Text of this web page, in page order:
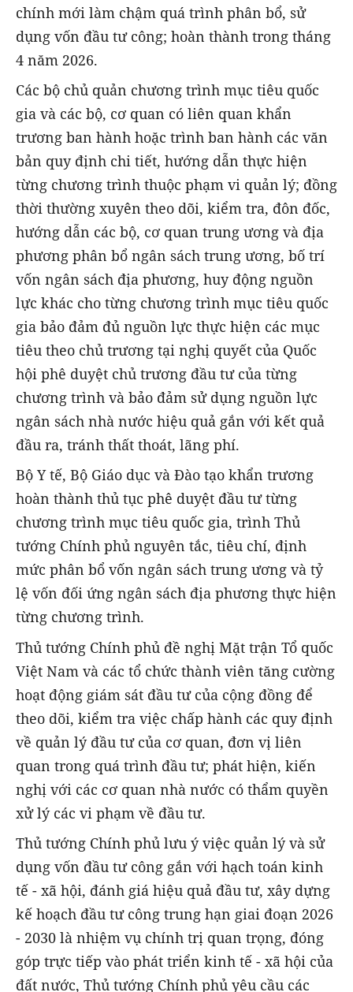
chính mới làm chậm quá trình phân bổ, sử
dụng vốn đầu tư công; hoàn thành trong tháng
4 năm 2026.
Các bộ chủ quản chương trình mục tiêu quốc
gia và các bộ, cơ quan có liên quan khẩn
trương ban hành hoặc trình ban hành các văn
bản quy định chi tiết, hướng dẫn thực hiện
từng chương trình thuộc phạm vi quản lý; đồng
thời thường xuyên theo dõi, kiểm tra, đôn đốc,
hướng dẫn các bộ, cơ quan trung ương và địa
phương phân bổ ngân sách trung ương, bố trí
vốn ngân sách địa phương, huy động nguồn
lực khác cho từng chương trình mục tiêu quốc
gia bảo đảm đủ nguồn lực thực hiện các mục
tiêu theo chủ trương tại nghị quyết của Quốc
hội phê duyệt chủ trương đầu tư của từng
chương trình và bảo đảm sử dụng nguồn lực
ngân sách nhà nước hiệu quả gắn với kết quả
đầu ra, tránh thất thoát, lãng phí.
Bộ Y tế, Bộ Giáo dục và Đào tạo khẩn trương
hoàn thành thủ tục phê duyệt đầu tư từng
chương trình mục tiêu quốc gia, trình Thủ
tướng Chính phủ nguyên tắc, tiêu chí, định
mức phân bổ vốn ngân sách trung ương và tỷ
lệ vốn đối ứng ngân sách địa phương thực hiện
từng chương trình.
Thủ tướng Chính phủ đề nghị Mặt trận Tổ quốc
Việt Nam và các tổ chức thành viên tăng cường
hoạt động giám sát đầu tư của cộng đồng để
theo dõi, kiểm tra việc chấp hành các quy định
về quản lý đầu tư của cơ quan, đơn vị liên
quan trong quá trình đầu tư; phát hiện, kiến
nghị với các cơ quan nhà nước có thẩm quyền
xử lý các vi phạm về đầu tư.
Thủ tướng Chính phủ lưu ý việc quản lý và sử
dụng vốn đầu tư công gắn với hạch toán kinh
tế - xã hội, đánh giá hiệu quả đầu tư, xây dựng
kế hoạch đầu tư công trung hạn giai đoạn 2026
- 2030 là nhiệm vụ chính trị quan trọng, đóng
góp trực tiếp vào phát triển kinh tế - xã hội của
đất nước, Thủ tướng Chính phủ yêu cầu các